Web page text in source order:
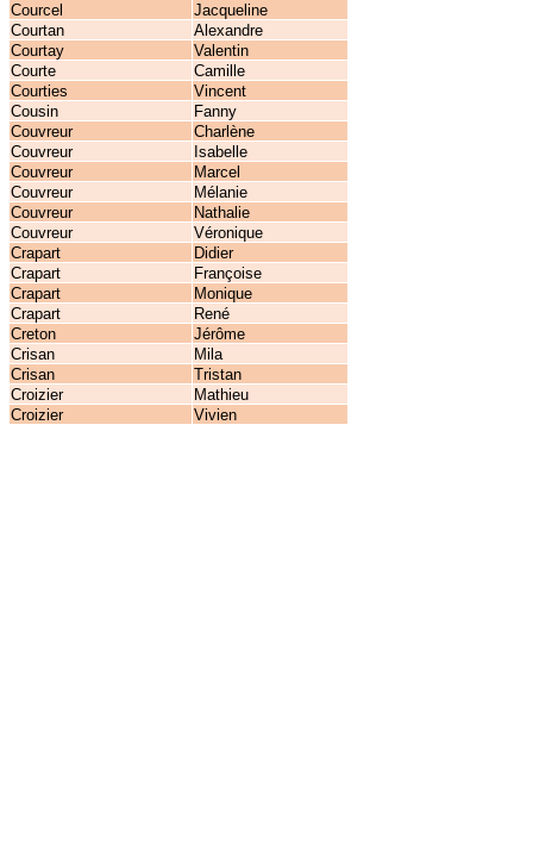
Courcel
Jacqueline
Courtan
Alexandre
Courtay
Valentin
Courte
Camille
Courties
Vincent
Cousin
Fanny
Couvreur
Charlène
Couvreur
Isabelle
Couvreur
Marcel
Couvreur
Mélanie
Couvreur
Nathalie
Couvreur
Véronique
Crapart
Didier
Crapart
Françoise
Crapart
Monique
Crapart
René
Creton
Jérôme
Crisan
Mila
Crisan
Tristan
Croizier
Mathieu
Croizier
Vivien